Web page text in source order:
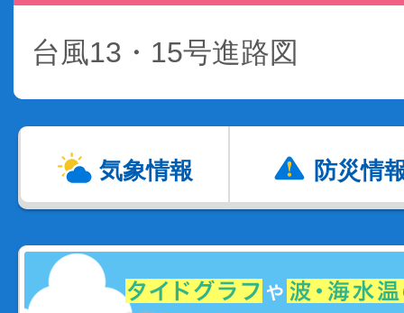
台風13・15号進路図
気象情報 防災情